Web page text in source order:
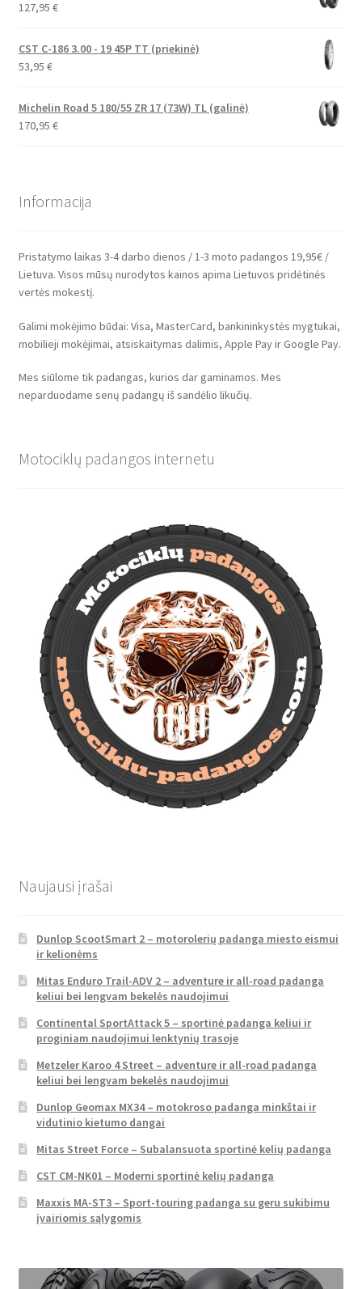
127,95 €
CST C-186 3.00 - 19 45P TT (priekinė)
53,95 €
Michelin Road 5 180/55 ZR 17 (73W) TL (galinė)
170,95 €
Informacija
Pristatymo laikas 3-4 darbo dienos / 1-3 moto padangos 19,95€ /
Lietuva. Visos mūsų nurodytos kainos apima Lietuvos pridėtinės
vertės mokestį.
Galimi mokėjimo būdai: Visa, MasterCard, bankininkystės mygtukai,
mobilieji mokėjimai, atsiskaitymas dalimis, Apple Pay ir Google Pay.
Mes siūlome tik padangas, kurios dar gaminamos. Mes
neparduodame senų padangų iš sandėlio likučių.
Motociklų padangos internetu
Naujausi įrašai
Dunlop ScootSmart 2 – motorolerių padanga miesto eismui
ir kelionėms
Mitas Enduro Trail-ADV 2 – adventure ir all-road padanga
keliui bei lengvam bekelės naudojimui
Continental SportAttack 5 – sportinė padanga keliui ir
proginiam naudojimui lenktynių trasoje
Metzeler Karoo 4 Street – adventure ir all-road padanga
keliui bei lengvam bekelės naudojimui
Dunlop Geomax MX34 – motokroso padanga minkštai ir
vidutinio kietumo dangai
Mitas Street Force – Subalansuota sportinė kelių padanga
CST CM-NK01 – Moderni sportinė kelių padanga
Maxxis MA-ST3 – Sport-touring padanga su geru sukibimu
įvairiomis sąlygomis